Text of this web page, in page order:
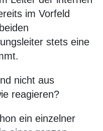
im Vorfeld
stets eine
nicht aus
reagieren?
ein einzelner